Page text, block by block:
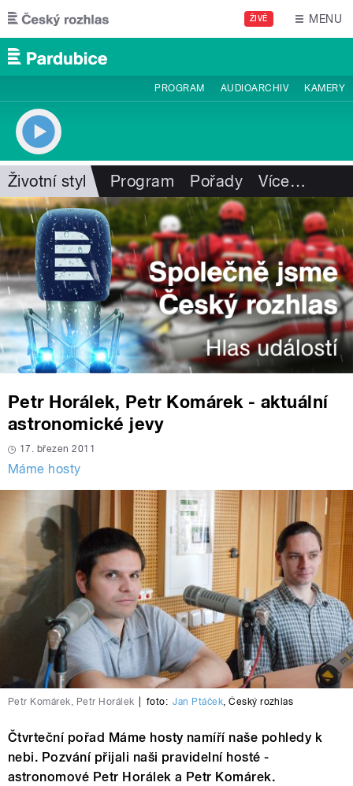
Přejít k hlavnímu obsahu
ŽIVĚ MENU
PROGRAM AUDIOARCHIV KAMERY
Životní styl Program Pořady Více…
Petr Horálek, Petr Komárek - aktuální
astronomické jevy
17. březen 2011
Máme hosty
Petr Komárek, Petr Horálek foto: Jan Ptáček,Český rozhlas
Čtvrteční pořad Máme hosty namíří naše pohledy k
nebi. Pozvání přijali naši pravidelní hosté -
astronomové Petr Horálek a Petr Komárek.